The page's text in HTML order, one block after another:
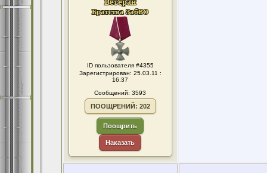
ID пользователя #4355
Зарегистрирован: 25.03.11 :
16:37
Сообщений: 3593
ПООЩРЕНИЙ: 202
Поощрить
Наказать